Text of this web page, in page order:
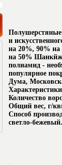
Полушерстяные
и
на 20%, 90% на
на 50%
полиамид -
популярное
Дума,
Количество
Общий вес, г/
Способ
светло-бежевый.